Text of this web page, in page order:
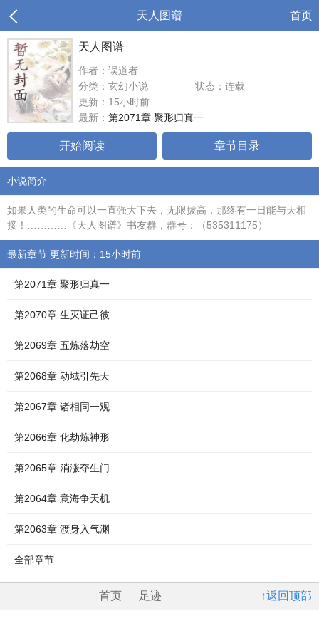
天人图谱 首页
天人图谱
作者：误道者
分类：玄幻小说
状态：连载
更新：15小时前
最新： 第2071章 聚形归真一
开始阅读 章节目录
小说简介
如果人类的生命可以一直强大下去，无限拔高，那终有一日能与天相
接！…………《天人图谱》书友群，群号：（535311175）
最新章节 更新时间：15小时前
第2071章 聚形归真一
第2070章 生灭证己彼
第2069章 五炼落劫空
第2068章 动域引先天
第2067章 诸相同一观
第2066章 化劫炼神形
第2065章 消涨夺生门
第2064章 意海争天机
第2063章 渡身入气渊
全部章节
↑返回顶部
首页 足迹